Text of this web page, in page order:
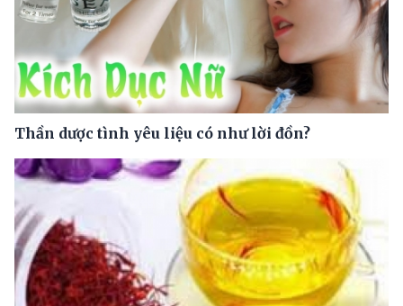
Thần dược tình yêu liệu có như lời đồn?